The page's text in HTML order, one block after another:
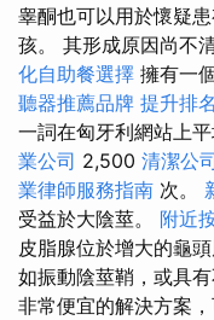
睾酮也可以用於懷疑
孩。 其形成原因尚不
化自助餐選擇 擁有一
聽器推薦品牌 提升排
一詞在匈牙利網站上
業公司 2,500 清潔公
業律師服務指南 次。
受益於大陰莖。 附近
皮脂腺位於增大的龜
如振動陰莖鞘，或具
非常便宜的解決方案